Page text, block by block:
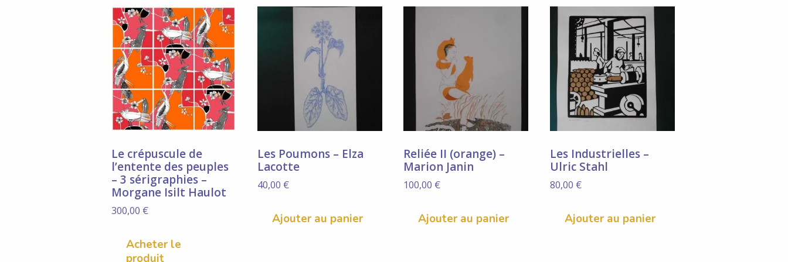
Le crépuscule de
l’entente des peuples
– 3 sérigraphies –
Morgane Isilt Haulot
300,00 €
Acheter le
produit
Les Poumons – Elza
Lacotte
40,00 €
Ajouter au panier
Reliée II (orange) –
Marion Janin
100,00 €
Ajouter au panier
Les Industrielles –
Ulric Stahl
80,00 €
Ajouter au panier